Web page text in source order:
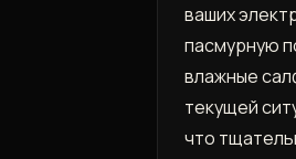
ваших
пасмурную
влажные
текущей
что